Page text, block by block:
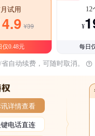
试用
¥39
仅0.48元
12
¥
每日
自动续费，可随时取消。
详情查看
电话直连